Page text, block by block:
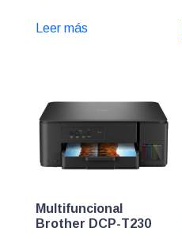
Leer más
Multifuncional
Brother DCP-T230